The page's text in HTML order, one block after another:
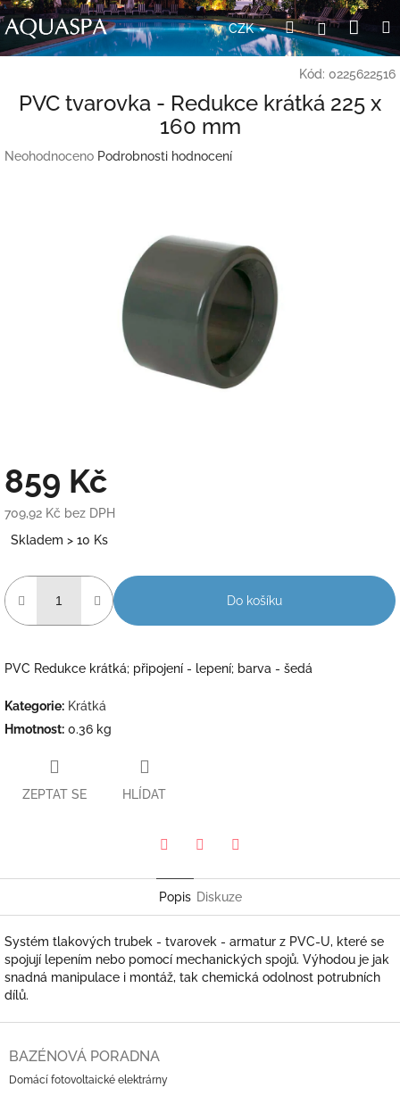
Přejít
na
obsah
CZK HledatPřihlášení
Kód: 0225622516
PVC tvarovka - Redukce krátká 225 x
160 mm
Průměrné
Neohodnoceno Podrobnosti hodnocení
859 Kč
709,92 Kč bez DPH
cena:
Skladem > 10 Ks
Do košíku
PVC Redukce krátká; připojení - lepení; barva - šedá
Kategorie: Krátká
Hmotnost: 0.36 kg
ZEPTAT SE HLÍDAT
Popis Diskuze
Systém tlakových trubek - tvarovek - armatur z PVC-U, které se
spojují lepením nebo pomocí mechanických spojů. Výhodou je jak
snadná manipulace i montáž, tak chemická odolnost potrubních
dílů.
BAZÉNOVÁ PORADNA
Domácí fotovoltaické elektrárny